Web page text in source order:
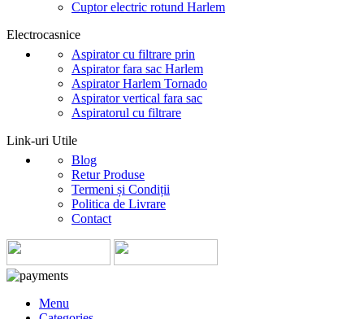
Cuptor electric rotund Harlem
Electrocasnice
Aspirator cu filtrare prin
Aspirator fara sac Harlem
Aspirator Harlem Tornado
Aspirator vertical fara sac
Aspiratorul cu filtrare
Link-uri Utile
Blog
Retur Produse
Termeni și Condiții
Politica de Livrare
Contact
Menu